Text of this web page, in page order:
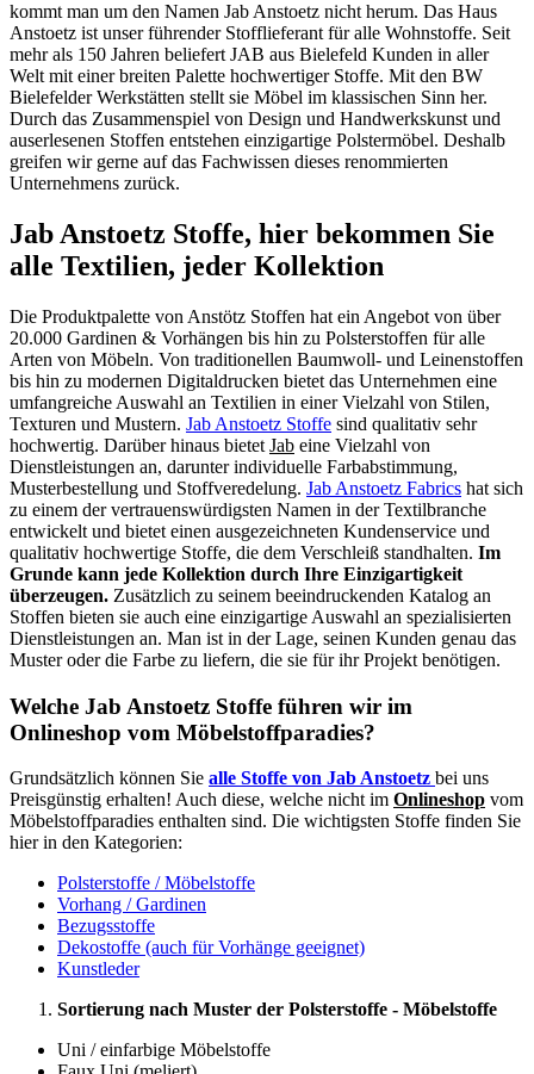
kommt man um den Namen Jab Anstoetz nicht herum. Das Haus
Anstoetz ist unser führender Stofflieferant für alle Wohnstoffe. Seit
mehr als 150 Jahren beliefert JAB aus Bielefeld Kunden in aller
Welt mit einer breiten Palette hochwertiger Stoffe. Mit den BW
Bielefelder Werkstätten stellt sie Möbel im klassischen Sinn her.
Durch das Zusammenspiel von Design und Handwerkskunst und
auserlesenen Stoffen entstehen einzigartige Polstermöbel. Deshalb
greifen wir gerne auf das Fachwissen dieses renommierten
Unternehmens zurück.
Jab Anstoetz Stoffe, hier bekommen Sie
alle Textilien, jeder Kollektion
Die Produktpalette von Anstötz Stoffen hat ein Angebot von über
20.000 Gardinen & Vorhängen bis hin zu Polsterstoffen für alle
Arten von Möbeln. Von traditionellen Baumwoll- und Leinenstoffen
bis hin zu modernen Digitaldrucken bietet das Unternehmen eine
umfangreiche Auswahl an Textilien in einer Vielzahl von Stilen,
Texturen und Mustern. Jab Anstoetz Stoffe sind qualitativ sehr
hochwertig. Darüber hinaus bietet Jab eine Vielzahl von
Dienstleistungen an, darunter individuelle Farbabstimmung,
Musterbestellung und Stoffveredelung. Jab Anstoetz Fabrics hat sich
zu einem der vertrauenswürdigsten Namen in der Textilbranche
entwickelt und bietet einen ausgezeichneten Kundenservice und
qualitativ hochwertige Stoffe, die dem Verschleiß standhalten. Im
Grunde kann jede Kollektion durch Ihre Einzigartigkeit
überzeugen. Zusätzlich zu seinem beeindruckenden Katalog an
Stoffen bieten sie auch eine einzigartige Auswahl an spezialisierten
Dienstleistungen an. Man ist in der Lage, seinen Kunden genau das
Muster oder die Farbe zu liefern, die sie für ihr Projekt benötigen.
Welche Jab Anstoetz Stoffe führen wir im
Onlineshop vom Möbelstoffparadies?
Grundsätzlich können Sie alle Stoffe von Jab Anstoetz bei uns
Preisgünstig erhalten! Auch diese, welche nicht im Onlineshop vom
Möbelstoffparadies enthalten sind. Die wichtigsten Stoffe finden Sie
hier in den Kategorien:
Polsterstoffe / Möbelstoffe
Vorhang / Gardinen
Bezugsstoffe
Dekostoffe (auch für Vorhänge geeignet)
Kunstleder
Sortierung nach Muster der Polsterstoffe - Möbelstoffe
Uni / einfarbige Möbelstoffe